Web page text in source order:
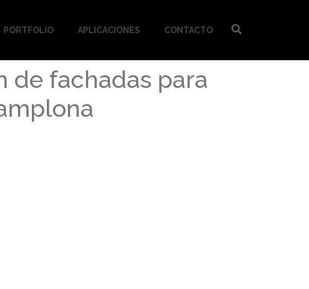
PORTFOLIO APLICACIONES CONTACTO
de fachadas para